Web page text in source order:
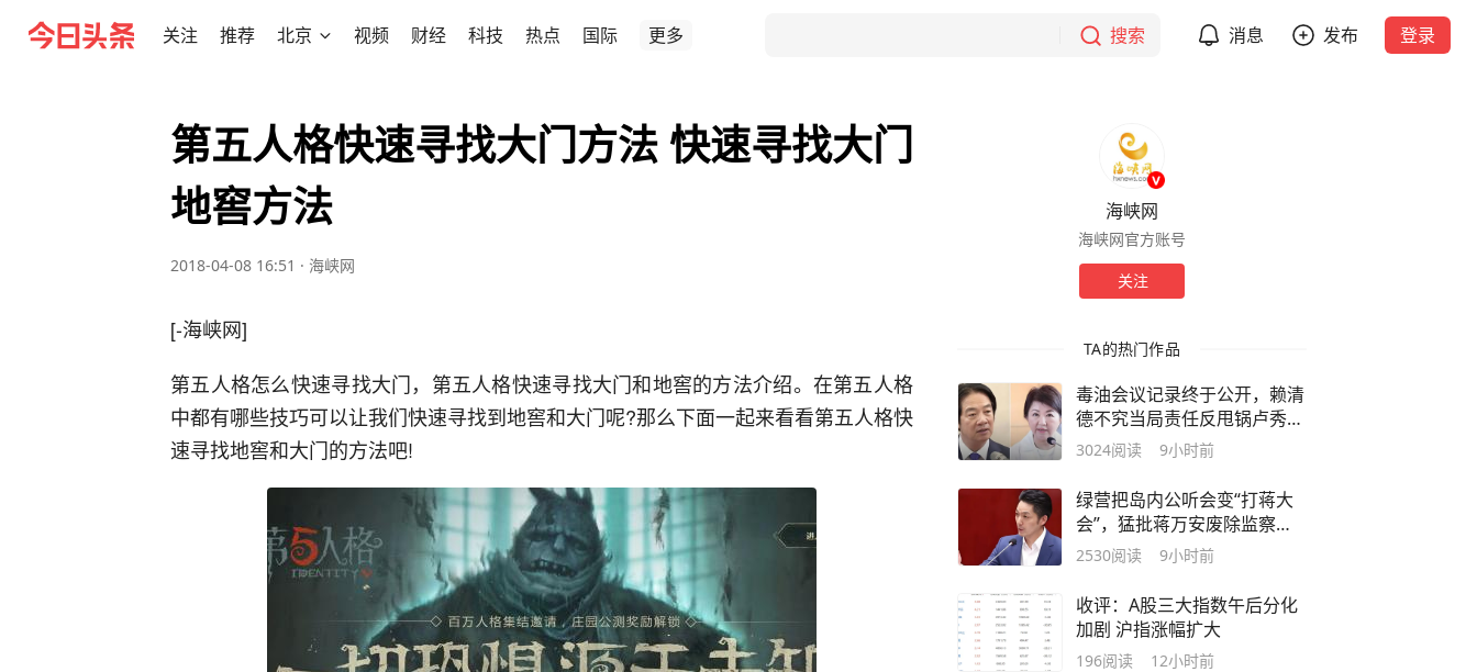
关注 推荐 北京 视频 财经 科技 热点 国际 更多 搜索 消息 发布 登录
第五人格快速寻找大门方法 快速寻找大门
地窖方法
2018-04-08 16:51 · 海峡网
[-海峡网]
第五人格怎么快速寻找大门，第五人格快速寻找大门和地窖的方法介绍。在第五人格
中都有哪些技巧可以让我们快速寻找到地窖和大门呢?那么下面一起来看看第五人格快
速寻找地窖和大门的方法吧!
海峡网
海峡网官方账号
关注
TA的热门作品
毒油会议记录终于公开，赖清
德不究当局责任反甩锅卢秀
燕，蓝营点名责任官员要求撤
3024阅读 9小时前
绿营把岛内公听会变“打蒋大
会”，猛批蒋万安废除监察机
构主张，遭蓝营搬出蔡英文、
2530阅读 9小时前
收评：A股三大指数午后分化
加剧 沪指涨幅扩大
196阅读 12小时前